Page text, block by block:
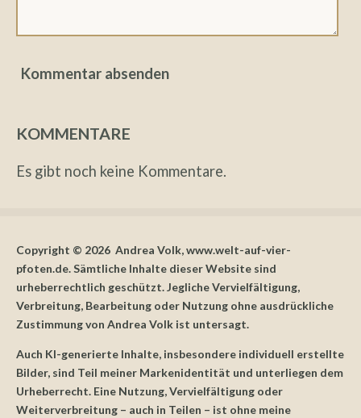
Kommentar absenden
KOMMENTARE
Es gibt noch keine Kommentare.
Copyright © 2026 Andrea Volk, www.welt-auf-vier-
pfoten.de. Sämtliche Inhalte dieser Website sind
urheberrechtlich geschützt. Jegliche Vervielfältigung,
Verbreitung, Bearbeitung oder Nutzung ohne ausdrückliche
Zustimmung von Andrea Volk ist untersagt.
Auch KI-generierte Inhalte, insbesondere individuell erstellte
Bilder, sind Teil meiner Markenidentität und unterliegen dem
Urheberrecht. Eine Nutzung, Vervielfältigung oder
Weiterverbreitung – auch in Teilen – ist ohne meine